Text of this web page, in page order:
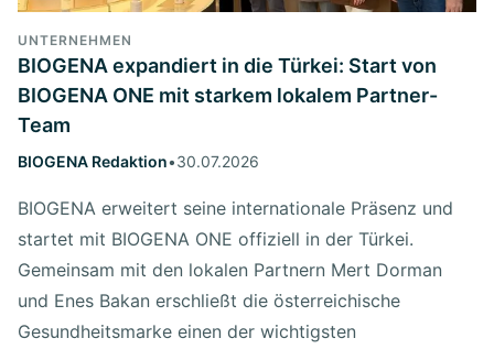
UNTERNEHMEN
BIOGENA expandiert in die Türkei: Start von
BIOGENA ONE mit starkem lokalem Partner-
Team
BIOGENA Redaktion•30.07.2026
BIOGENA erweitert seine internationale Präsenz und
startet mit BIOGENA ONE offiziell in der Türkei.
Gemeinsam mit den lokalen Partnern Mert Dorman
und Enes Bakan erschließt die österreichische
Gesundheitsmarke einen der wichtigsten